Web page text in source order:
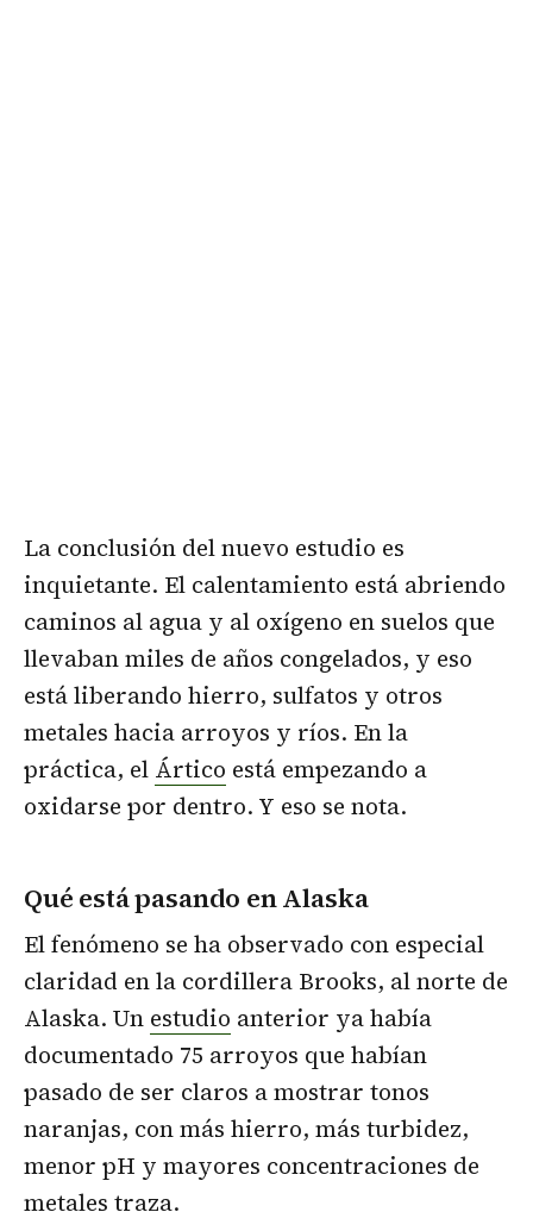
La conclusión del nuevo estudio es
inquietante. El calentamiento está abriendo
caminos al agua y al oxígeno en suelos que
llevaban miles de años congelados, y eso
está liberando hierro, sulfatos y otros
metales hacia arroyos y ríos. En la
práctica, el Ártico está empezando a
oxidarse por dentro. Y eso se nota.
Qué está pasando en Alaska
El fenómeno se ha observado con especial
claridad en la cordillera Brooks, al norte de
Alaska. Un estudio anterior ya había
documentado 75 arroyos que habían
pasado de ser claros a mostrar tonos
naranjas, con más hierro, más turbidez,
menor pH y mayores concentraciones de
metales traza.